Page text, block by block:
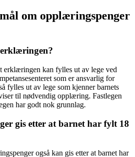
om opplæringspenger
kan fylles ut av lege ved
som er ansvarlig for
fylles ut av lege som kjenner barnets
til nødvendig opplæring. Fastlegen
har godt nok grunnlag.
gis etter at barnet har fylt 18
også kan gis etter at barnet har